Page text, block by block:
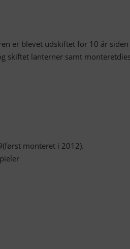
er blevet udskiftet for 10 år siden
skiftet lanterner samt
monteret i 2012).